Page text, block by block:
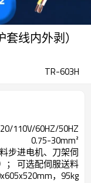
线内外剥）
TR-603H
110V/60HZ/50HZ
0.75-30mm²
步进电机、刀架伺
； 可选配伺服送料
，95kg